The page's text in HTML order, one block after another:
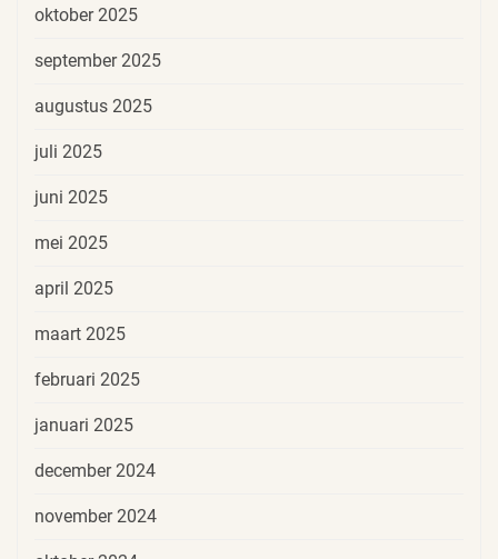
oktober 2025
september 2025
augustus 2025
juli 2025
juni 2025
mei 2025
april 2025
maart 2025
februari 2025
januari 2025
december 2024
november 2024